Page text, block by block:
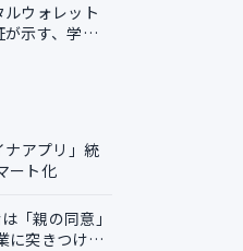
ウォレット
示す、学習
ナアプリ」統
ート化
「親の同意」
に突きつける